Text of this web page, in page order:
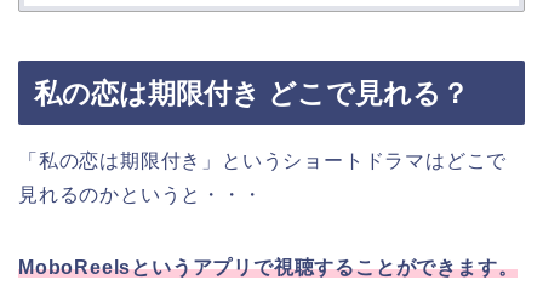
私の恋は期限付き どこで見れる？
「私の恋は期限付き」というショートドラマはどこで
見れるのかというと・・・
MoboReelsというアプリで視聴することができます。